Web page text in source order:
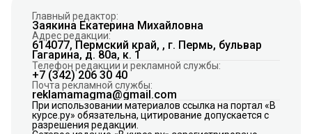
Главный редактор:
Заякина Екатерина Михайловна
Адрес редакции:
614077, Пермский край, , г. Пермь, бульвар
Гагарина, д. 80а, к. 1
Телефон редакции и рекламной службы:
+7 (342) 206 30 40
Почта рекламной службы:
reklamamagma@gmail.com
При использовании материалов ссылка на портал «В
курсе.ру» обязательна, цитирование допускается с
разрешения редакции.